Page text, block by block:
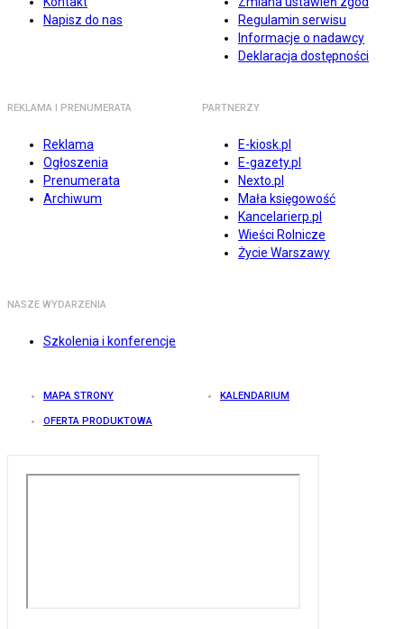
Napisz do nas
Regulamin serwisu
Informacje o nadawcy
Deklaracja dostępności
REKLAMA I PRENUMERATA
Reklama
Ogłoszenia
Prenumerata
Archiwum
PARTNERZY
E-kiosk.pl
E-gazety.pl
Nexto.pl
Mała księgowość
Kancelarierp.pl
Wieści Rolnicze
Życie Warszawy
NASZE WYDARZENIA
Szkolenia i konferencje
MAPA STRONY KALENDARIUM
OFERTA PRODUKTOWA